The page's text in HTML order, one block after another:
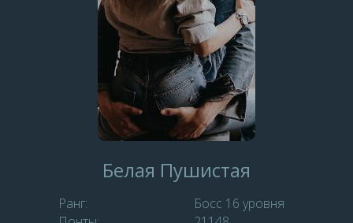
Белая Пушистая
Ранг:
Босс 16 уровня